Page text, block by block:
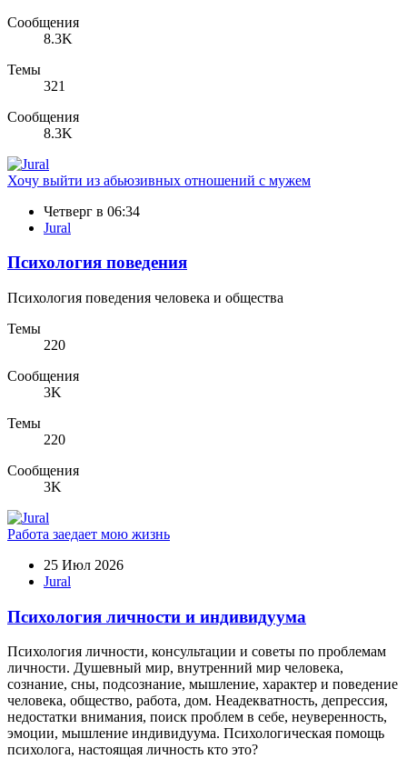
Сообщения
8.3K
Темы
321
Сообщения
8.3K
Хочу выйти из абьюзивных отношений с мужем
Четверг в 06:34
Jural
Психология поведения
Психология поведения человека и общества
Темы
220
Сообщения
3K
Темы
220
Сообщения
3K
Работа заедает мою жизнь
25 Июл 2026
Jural
Психология личности и индивидуума
Психология личности, консультации и советы по проблемам
личности. Душевный мир, внутренний мир человека,
сознание, сны, подсознание, мышление, характер и поведение
человека, общество, работа, дом. Неадекватность, депрессия,
недостатки внимания, поиск проблем в себе, неуверенность,
эмоции, мышление индивидуума. Психологическая помощь
психолога, настоящая личность кто это?